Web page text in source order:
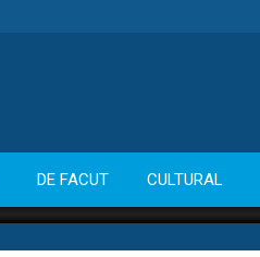
DE FACUT CULTURAL